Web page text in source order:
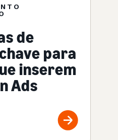
de
para
inserem
Ads